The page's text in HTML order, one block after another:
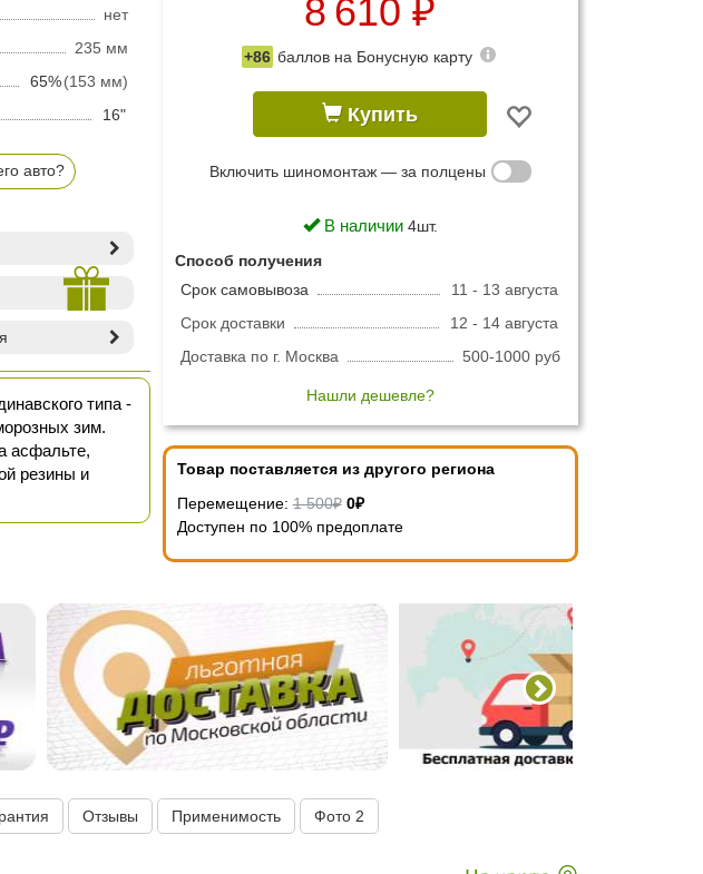
8 610 ₽
+86 баллов на Бонусную карту
Купить
Включить шиномонтаж — за полцены
В наличии 4шт.
Способ получения
Срок самовывоза
11 - 13 августа
Срок доставки
12 - 14 августа
Доставка по г. Москва
500-1000 руб
Нашли дешевле?
Товар поставляется из другого региона
Перемещение:1 500₽ 0₽
Доступен по 100% предоплате
нет
235 мм
65%(153 мм)
16"
авто?
типа -
зим.
асфальте,
резины и
Отзывы Применимость Фото 2